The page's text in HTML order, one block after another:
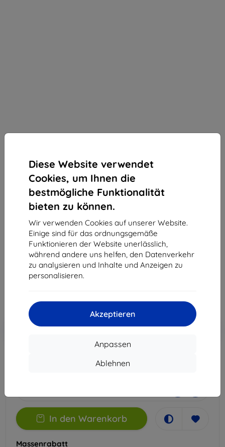
Diese Website verwendet
Cookies, um Ihnen die
bestmögliche Funktionalität
bieten zu können.
Wir verwenden Cookies auf unserer Website.
Einige sind für das ordnungsgemäße
Funktionieren der Website unerlässlich,
während andere uns helfen, den Datenverkehr
zu analysieren und Inhalte und Anzeigen zu
personalisieren.
Akzeptieren
Anpassen
Ablehnen
3mk Silky Matt Privacy Schutzfolie für Motorola
Moto G42
Geeignet für: Motorola Moto G42
14,90 €
13,41 €
ohne MWSt11,27 €
Rabatt mit Gutschein
In den
In den Warenkorb
Massenrabatt